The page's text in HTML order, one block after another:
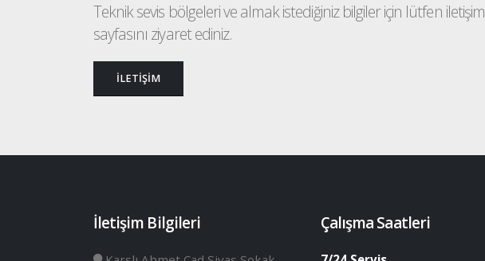
Teknik sevis bölgeleri ve almak istediğiniz bilgiler için lütfen iletişim
sayfasını ziyaret ediniz.
İLETİŞİM
İletişim Bilgileri Çalışma Saatleri